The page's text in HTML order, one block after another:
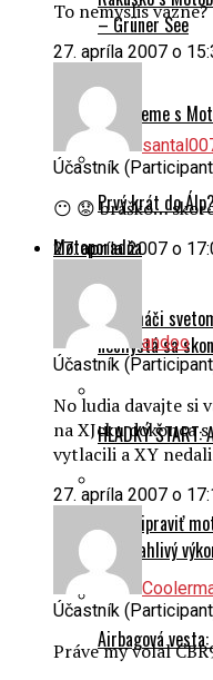
– Grüner See
Cestujeme s
Prvý krát do
Motoporadňa
Na naháči
nechystá sa
HLADKÝ ŠTART:
Ako pripraviť
a spoľahlivý
Airbagová
To nemyslis vazne?
27. apríla 2007 o
Účastník
😶 😟 bráško…
27. apríla 2007 o
andoo
Účastník
No ludia davajte si
na XJcku dokonca
vytlacili a XY
27. apríla 2007 o
Účastník
Práve my volal